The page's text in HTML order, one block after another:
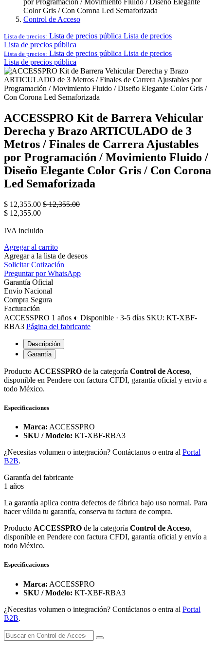
por Programación / Movimiento Fluido / Diseño Elegante
Color Gris / Con Corona Led Semaforizada
Control de Acceso
Lista de precios: Lista de precios pública Lista de precios
Lista de precios pública
Lista de precios: Lista de precios pública Lista de precios
Lista de precios pública
ACCESSPRO Kit de Barrera Vehicular
Derecha y Brazo ARTICULADO de 3
Metros / Finales de Carrera Ajustables
por Programación / Movimiento Fluido /
Diseño Elegante Color Gris / Con Corona
Led Semaforizada
$ 12,355.00 $12,355.00
$ 12,355.00
IVA incluido
Agregar al carrito
Agregar a la lista de deseos
Solicitar Cotización
Preguntar por WhatsApp
Garantía Oficial
Envío Nacional
Compra Segura
Facturación
ACCESSPRO 1 años ◐ Disponible · 3-5 días SKU: KT-XBF-
RBA3 Página del fabricante
Descripción
Garantía
Producto ACCESSPRO de la categoría Control de Acceso,
disponible en Pendere con factura CFDI, garantía oficial y envío a
todo México.
Especificaciones
Marca: ACCESSPRO
SKU / Modelo: KT-XBF-RBA3
¿Necesitas volumen o integración? Contáctanos o entra al Portal
B2B.
Garantía del fabricante
1 años
La garantía aplica contra defectos de fábrica bajo uso normal. Para
hacer válida tu garantía, conserva tu factura de compra.
Producto ACCESSPRO de la categoría Control de Acceso,
disponible en Pendere con factura CFDI, garantía oficial y envío a
todo México.
Especificaciones
Marca: ACCESSPRO
SKU / Modelo: KT-XBF-RBA3
¿Necesitas volumen o integración? Contáctanos o entra al Portal
B2B.